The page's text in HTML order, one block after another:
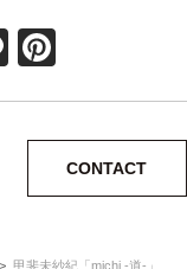
Line
CONTACT
甲斐未紗紀「michi -道-」